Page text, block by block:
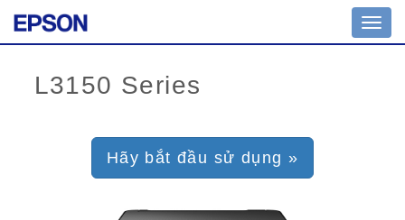
Hãy bắt đầu sử dụng »